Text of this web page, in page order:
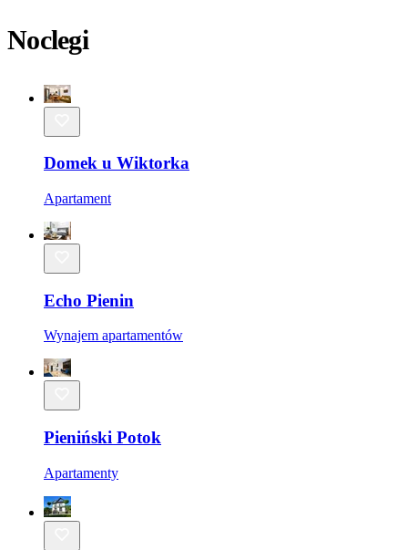
Noclegi
Domek u Wiktorka
Apartament
Echo Pienin
Wynajem apartamentów
Pieniński Potok
Apartamenty